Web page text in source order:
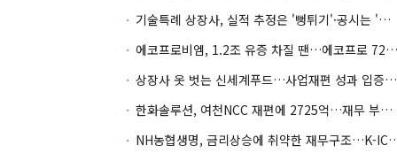
기술특례 상장사, 실적 추정은 '뻥튀기'·공시는 '누락'
에코프로비엠, 1.2조 유증 차질 땐…에코프로 7270억 '독박'
상장사 옷 벗는 신세계푸드…사업재편 성과 입증할까
한화솔루션, 여천NCC 재편에 2725억…재무 부담 커지나
NH농협생명, 금리상승에 취